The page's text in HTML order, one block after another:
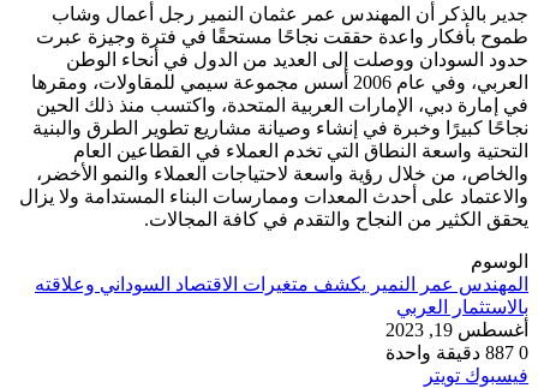
جدير بالذكر أن المهندس عمر عثمان النمير رجل أعمال وشاب
طموح بأفكار واعدة حققت نجاحًا مستحقًا في فترة وجيزة عبرت
حدود السودان ووصلت إلى العديد من الدول في أنحاء الوطن
العربي، وفي عام 2006 أسس مجموعة سيمي للمقاولات، ومقرها
في إمارة دبي، الإمارات العربية المتحدة، واكتسب منذ ذلك الحين
نجاحًا كبيرًا وخبرة في إنشاء وصيانة مشاريع تطوير الطرق والبنية
التحتية واسعة النطاق التي تخدم العملاء في القطاعين العام
والخاص، من خلال رؤية واسعة لاحتياجات العملاء والنمو الأخضر،
والاعتماد على أحدث المعدات وممارسات البناء المستدامة ولا يزال
يحقق الكثير من النجاح والتقدم في كافة المجالات.
الوسوم
المهندس عمر النمير يكشف متغيرات الاقتصاد السوداني وعلاقته
بالاستثمار العربي
أغسطس 19, 2023
0
دقيقة واحدة
فيسبوك تويتر